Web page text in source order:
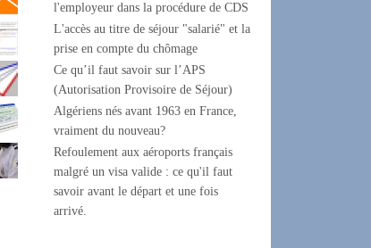
l'employeur dans la procédure de CDS
L'accès au titre de séjour "salarié" et la
prise en compte du chômage
Ce qu’il faut savoir sur l’APS
(Autorisation Provisoire de Séjour)
Algériens nés avant 1963 en France,
vraiment du nouveau?
Refoulement aux aéroports français
malgré un visa valide : ce qu'il faut
savoir avant le départ et une fois
arrivé.